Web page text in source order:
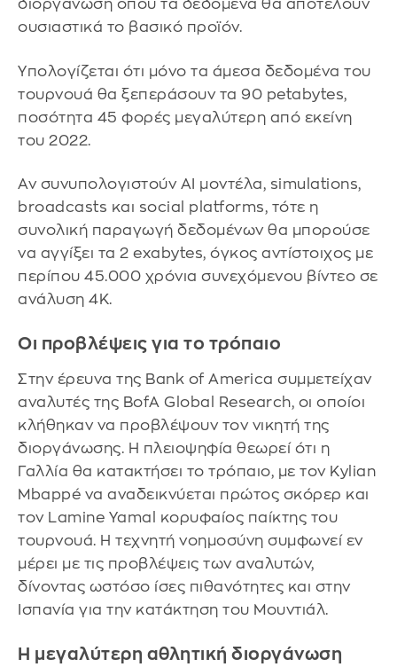
διοργάνωση όπου τα δεδομένα θα αποτελούν
ουσιαστικά το βασικό προϊόν.
Υπολογίζεται ότι μόνο τα άμεσα δεδομένα του
τουρνουά θα ξεπεράσουν τα 90 petabytes,
ποσότητα 45 φορές μεγαλύτερη από εκείνη
του 2022.
Αν συνυπολογιστούν AI μοντέλα, simulations,
broadcasts και social platforms, τότε η
συνολική παραγωγή δεδομένων θα μπορούσε
να αγγίξει τα 2 exabytes, όγκος αντίστοιχος με
περίπου 45.000 χρόνια συνεχόμενου βίντεο σε
ανάλυση 4K.
Οι προβλέψεις για το τρόπαιο
Στην έρευνα της Bank of America συμμετείχαν
αναλυτές της BofA Global Research, οι οποίοι
κλήθηκαν να προβλέψουν τον νικητή της
διοργάνωσης. Η πλειοψηφία θεωρεί ότι η
Γαλλία θα κατακτήσει το τρόπαιο, με τον Kylian
Mbappé να αναδεικνύεται πρώτος σκόρερ και
τον Lamine Yamal κορυφαίος παίκτης του
τουρνουά. Η τεχνητή νοημοσύνη συμφωνεί εν
μέρει με τις προβλέψεις των αναλυτών,
δίνοντας ωστόσο ίσες πιθανότητες και στην
Ισπανία για την κατάκτηση του Μουντιάλ.
Η μεγαλύτερη αθλητική διοργάνωση